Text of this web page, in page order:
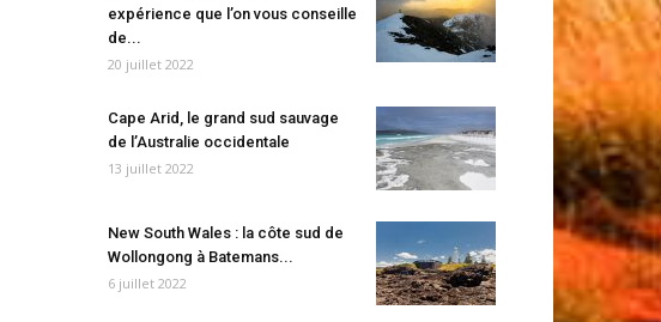
expérience que l’on vous conseille
de...
20 juillet 2022
Cape Arid, le grand sud sauvage
de l’Australie occidentale
13 juillet 2022
New South Wales : la côte sud de
Wollongong à Batemans...
6 juillet 2022